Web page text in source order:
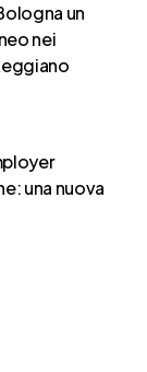
un
nei
una nuova